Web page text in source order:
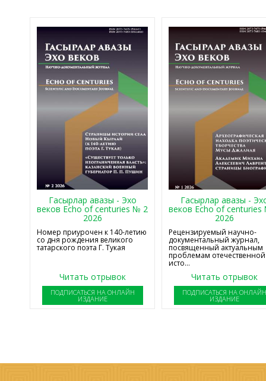
Гасырлар авазы - Эхо
веков Echo of centuries № 2
2026
Номер приурочен к 140-летию
со дня рождения великого
татарского поэта Г. Тукая
Читать отрывок
ПОДПИСАТЬСЯ НА ОНЛАЙН
ИЗДАНИЕ
Гасырлар авазы -
веков Echo of
2026
Рецензируемый научно-
документальный журнал,
посвященный актуальным
проблемам отечественной
исто...
Читать отрывок
ПОДПИСАТЬСЯ НА
ИЗДАНИЕ